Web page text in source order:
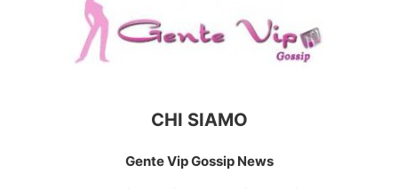
CHI SIAMO
Gente Vip Gossip News